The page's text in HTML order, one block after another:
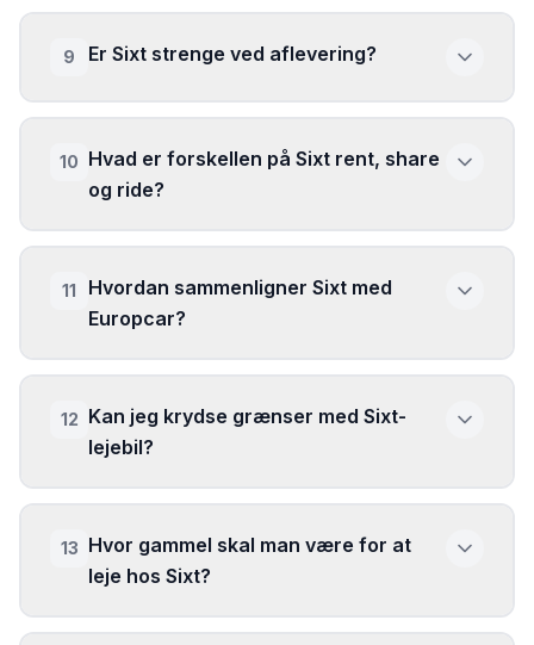
9 Er Sixt strenge ved aflevering?
10 Hvad er forskellen på Sixt rent, share
og ride?
11
Hvordan sammenligner Sixt med
Europcar?
12 Kan jeg krydse grænser med Sixt-
lejebil?
13 Hvor gammel skal man være for at
leje hos Sixt?